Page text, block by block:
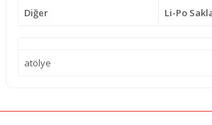
Diğer Li-Po
atölye